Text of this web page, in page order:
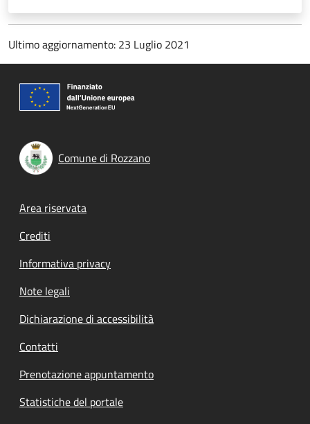
Ultimo aggiornamento: 23 Luglio 2021
Comune di Rozzano
Footer menu
Area riservata
Crediti
Informativa privacy
Note legali
Dichiarazione di accessibilità
Contatti
Prenotazione appuntamento
Statistiche del portale